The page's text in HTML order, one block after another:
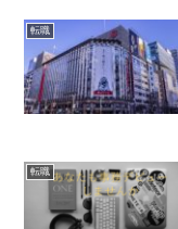
転職
転職